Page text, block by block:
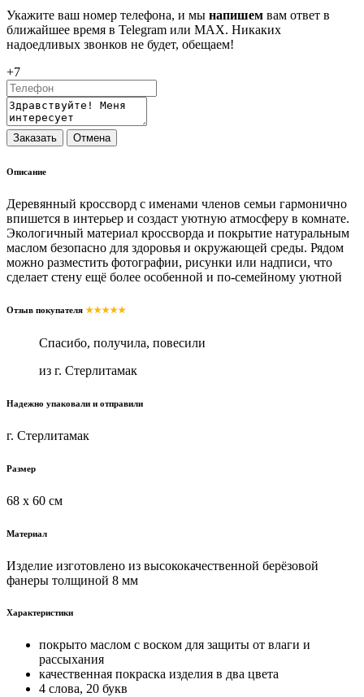
Укажите ваш номер телефона, и мы напишем вам ответ в
ближайшее время в Telegram или MAX. Никаких
надоедливых звонков не будет, обещаем!
+7
Описание
Деревянный кроссворд с именами членов семьи гармонично
впишется в интерьер и создаст уютную атмосферу в комнате.
Экологичный материал кроссворда и покрытие натуральным
маслом безопасно для здоровья и окружающей среды. Рядом
можно разместить фотографии, рисунки или надписи, что
сделает стену ещё более особенной и по-семейному уютной
Отзыв покупателя ★★★★★
Спасибо, получила, повесили
из г. Стерлитамак
Надежно упаковали и отправили
г. Стерлитамак
Размер
68 х 60 см
Материал
Изделие изготовлено из высококачественной берёзовой
фанеры толщиной 8 мм
Характеристики
покрыто маслом с воском для защиты от влаги и
рассыхания
качественная покраска изделия в два цвета
4 слова, 20 букв